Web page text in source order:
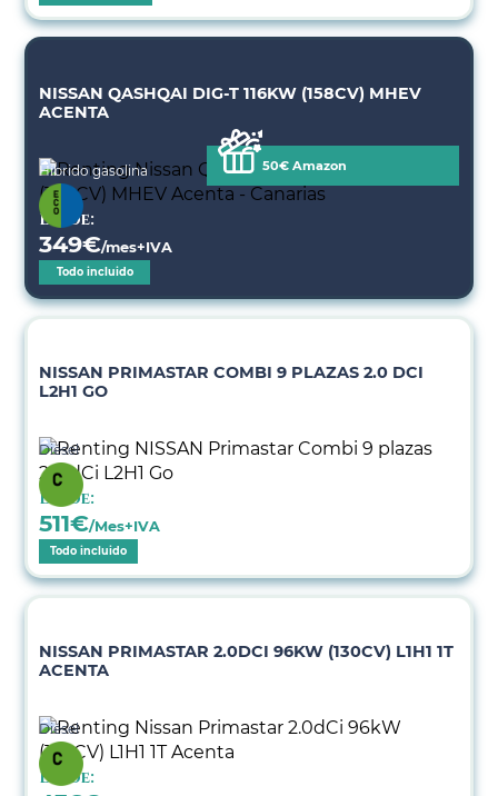
NISSAN QASHQAI DIG-T 116KW (158CV) MHEV
ACENTA
Híbrido gasolina 50€ Amazon
Desde:
349€/mes+IVA
Todo incluido
NISSAN PRIMASTAR COMBI 9 PLAZAS 2.0 DCI
L2H1 GO
Diésel
Desde:
511€/Mes+IVA
Todo incluido
NISSAN PRIMASTAR 2.0DCI 96KW (130CV) L1H1 1T
ACENTA
Diésel
Desde: